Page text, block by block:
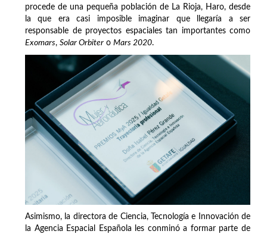
procede de una pequeña población de La Rioja, Haro, desde
la que era casi imposible imaginar que llegaría a ser
responsable de proyectos espaciales tan importantes como
Exomars, Solar Orbiter o Mars 2020.
Asimismo, la directora de Ciencia, Tecnología e Innovación de
la Agencia Espacial Española les conminó a formar parte de